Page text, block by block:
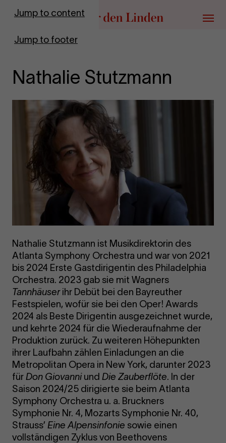
Jump to content
Jump to footer
Go to homepage
Menu
Nathalie Stutzmann
Nathalie Stutzmann ist Musikdirektorin des
Atlanta Symphony Orchestra und war von 2021
bis 2024 Erste Gastdirigentin des Philadelphia
Orchestra. 2023 gab sie mit Wagners
Tannhäuserihr Debüt bei den Bayreuther
Festspielen, wofür sie bei den Oper! Awards
2024 als Beste Dirigentin ausgezeichnet wurde,
und kehrte 2024 für die Wiederaufnahme der
Produktion zurück. Zu weiteren Höhepunkten
ihrer Laufbahn zählen Einladungen an die
Metropolitan Opera in New York, darunter 2023
für Don Giovanniund Die Zauberflöte. In der
Saison 2024/25 dirigierte sie beim Atlanta
Symphony Orchestra u. a. Bruckners
Symphonie Nr. 4, Mozarts Symphonie Nr. 40,
Strauss’ Eine Alpensinfonie sowie einen
vollständigen Zyklus von Beethovens